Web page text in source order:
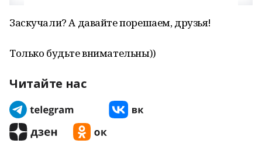
Заскучали? А давайте порешаем, друзья!
Только будьте внимательны))
Читайте нас